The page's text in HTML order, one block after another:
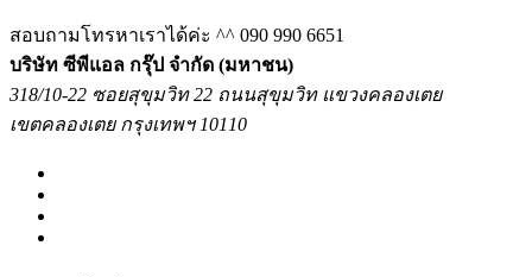
สอบถามโทรหาเราได้ค่ะ ^^ 090 990 6651
บริษัท ซีพีแอล กรุ๊ป จำกัด (มหาชน)
318/10-22 ซอยสุขุมวิท 22 ถนนสุขุมวิท แขวงคลองเตย
เขตคลองเตย กรุงเทพฯ 10110